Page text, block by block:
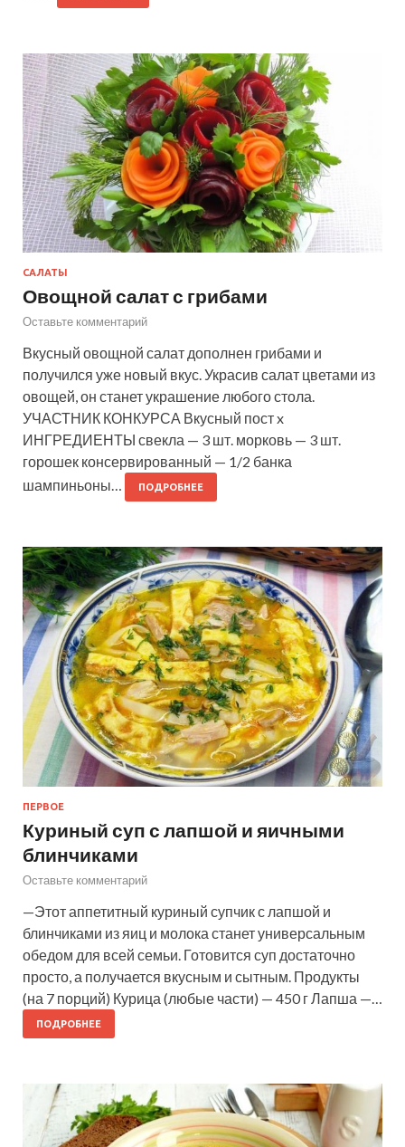
САЛАТЫ
Овощной салат с грибами
Оставьте комментарий
Вкусный овощной салат дополнен грибами и
получился уже новый вкус. Украсив салат цветами из
овощей, он станет украшение любого стола.
УЧАСТНИК КОНКУРСА Вкусный пост x
ИНГРЕДИЕНТЫ свекла — 3 шт. морковь — 3 шт.
горошек консервированный — 1/2 банка
шампиньоны…
ПОДРОБНЕЕ
ПЕРВОЕ
Куриный суп с лапшой и яичными
блинчиками
Оставьте комментарий
—Этот аппетитный куриный супчик с лапшой и
блинчиками из яиц и молока станет универсальным
обедом для всей семьи. Готовится суп достаточно
просто, а получается вкусным и сытным. Продукты
(на 7 порций) Курица (любые части) — 450 г Лапша —…
ПОДРОБНЕЕ